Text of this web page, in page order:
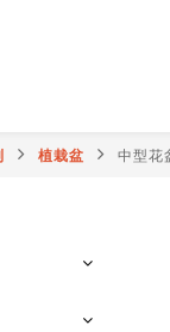
植栽盆 中型花